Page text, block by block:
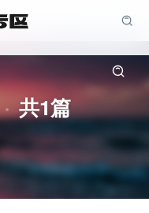
共1篇